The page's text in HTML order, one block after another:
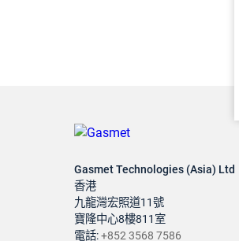
Gasmet Technologies (Asia) Ltd
香港
九龍灣宏照道11號
寶隆中心8樓811室
電話:+852 3568 7586